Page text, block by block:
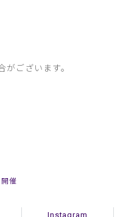
ございます。
催
Instagram